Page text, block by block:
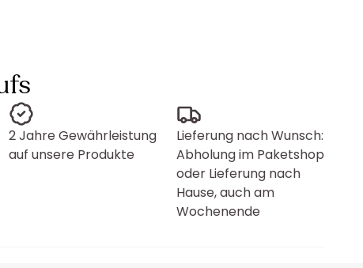
2 Jahre Gewährleistung
auf unsere Produkte
Lieferung nach Wunsch:
Abholung im Paketshop
oder Lieferung nach
Hause, auch am
Wochenende